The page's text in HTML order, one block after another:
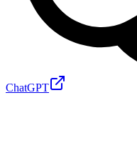
ChatGPT